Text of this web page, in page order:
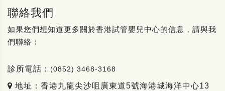
聯絡我們
如果您們想知道更多關於香港試管嬰兒中心的信息，請與我
們聯絡：
診所電話： (0852) 3468-3168
地址：香港九龍尖沙咀廣東道5號海港城海洋中心13